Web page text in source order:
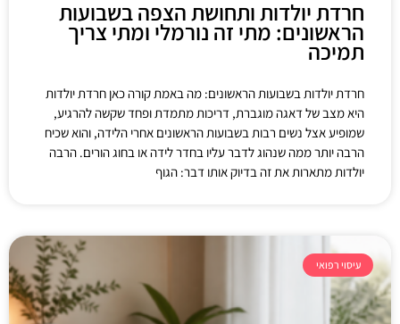
חרדת יולדות ותחושת הצפה בשבועות
הראשונים: מתי זה נורמלי ומתי צריך
תמיכה
חרדת יולדות בשבועות הראשונים: מה באמת קורה כאן חרדת יולדות
היא מצב של דאגה מוגברת, דריכות מתמדת ופחד שקשה להרגיע,
שמופיע אצל נשים רבות בשבועות הראשונים אחרי הלידה, והוא שכיח
הרבה יותר ממה שנהוג לדבר עליו בחדר לידה או בחוג הורים. הרבה
יולדות מתארות את זה בדיוק אותו דבר: הגוף
עיסוי רפואי